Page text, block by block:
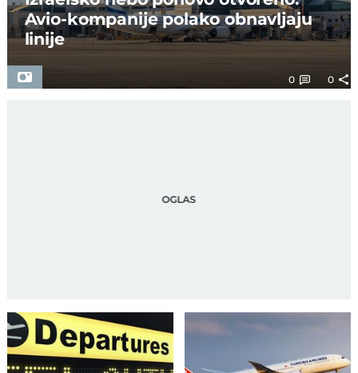
Avio-kompanije polako obnavljaju
linije
0 0